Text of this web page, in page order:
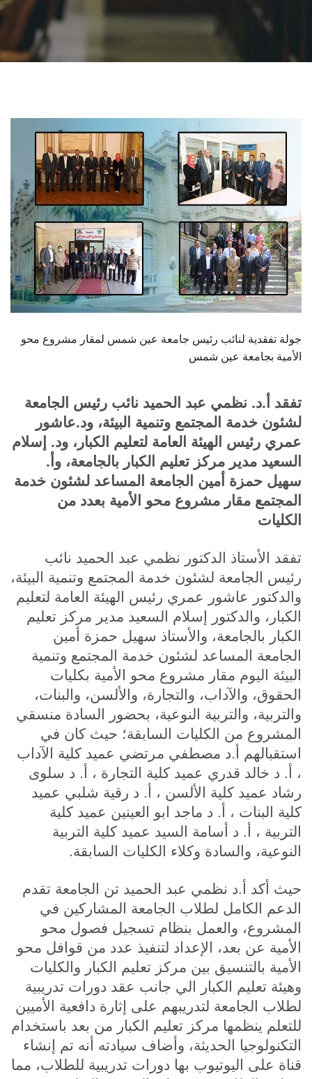
الأنظمة الذكية
هيئة التدريس
الدراسات العليا
الخريجين
الموظفون
الزائـرون
جولة تفقدية لنائب رئيس جامعة عين شمس لمقار مشروع محو
الأمية بجامعة عين شمس
تفقد أ.د. نظمي عبد الحميد نائب رئيس الجامعة
لشئون خدمة المجتمع وتنمية البيئة، ود.عاشور
عمري رئيس الهيئة العامة لتعليم الكبار، ود. إسلام
السعيد مدير مركز تعليم الكبار بالجامعة، وأ.
سهيل حمزة أمين الجامعة المساعد لشئون خدمة
المجتمع مقار مشروع محو الأمية بعدد من
الكليات
تفقد الأستاذ الدكتور نظمي عبد الحميد نائب
رئيس الجامعة لشئون خدمة المجتمع وتنمية البيئة،
والدكتور عاشور عمري رئيس الهيئة العامة لتعليم
الكبار، والدكتور إسلام السعيد مدير مركز تعليم
الكبار بالجامعة، والأستاذ سهيل حمزة أمين
الجامعة المساعد لشئون خدمة المجتمع وتنمية
البيئة اليوم مقار مشروع محو الأمية بكليات
الحقوق، والآداب، والتجارة، والألسن، والبنات،
والتربية، والتربية النوعية، بحضور السادة منسقي
المشروع من الكليات السابقة؛ حيث كان في
استقبالهم أ.د مصطفي مرتضي عميد كلية الآداب
، أ. د خالد قدري عميد كلية التجارة ، أ. د سلوى
رشاد عميد كلية الألسن ، أ. د رقية شلبي عميد
كلية البنات ، أ. د ماجد ابو العينين عميد كلية
التربية ، أ. د أسامة السيد عميد كلية التربية
النوعية، والسادة وكلاء الكليات السابقة.
حيث أكد أ.د نظمي عبد الحميد تن الجامعة تقدم
الدعم الكامل لطلاب الجامعة المشاركين في
المشروع، والعمل بنظام تسجيل فصول محو
الأمية عن بعد، الإعداد لتنفيذ عدد من قوافل محو
الأمية بالتنسيق بين مركز تعليم الكبار والكليات
وهيئة تعليم الكبار الي جانب عقد دورات تدريبية
لطلاب الجامعة لتدريبهم على إثارة دافعية الأميين
للتعلم ينظمها مركز تعليم الكبار من بعد باستخدام
التكنولوجيا الحديثة، وأضاف سيادته أنه تم إنشاء
قناة على اليوتيوب بها دورات تدريبية للطلاب، مما